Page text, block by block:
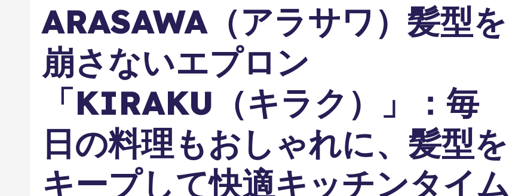
ARASAWA（アラサワ）髪型を
崩さないエプロン
「KIRAKU（キラク）」：毎
日の料理もおしゃれに、髪型を
キープして快適キッチンタイム